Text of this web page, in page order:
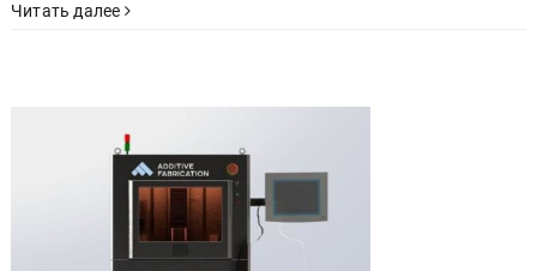
Читать далее